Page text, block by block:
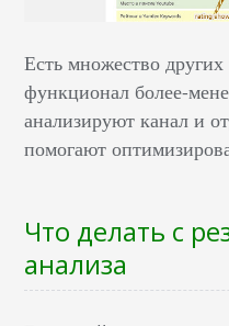
Есть множество
функционал более-
анализируют канал и
помогают
Что делать с
анализа